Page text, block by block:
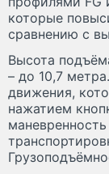
которые
сравнению с
Высота
– до 10,7
движения,
нажатием